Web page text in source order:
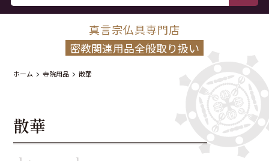
真言宗仏具専門店
密教関連用品全般取り扱い
ホーム 寺院用品 散華
散華